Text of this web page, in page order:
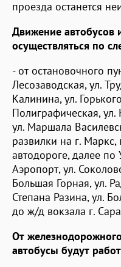
проезда останется
Движение автобусов
осуществляться по
- от остановочного
Лесозаводская, ул.
Калинина, ул.
Полиграфическая, ул.
ул. Маршала
развилки на г.
автодороге, далее
Аэропорт, ул.
Большая Горная, ул.
Степана Разина, ул.
до ж/д вокзала г.
От
автобусы будут